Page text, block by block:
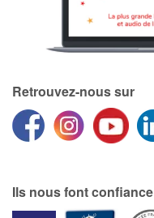
Retrouvez-nous sur
Ils nous font confiance